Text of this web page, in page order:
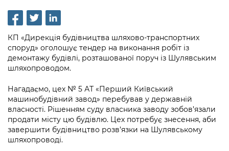
Проєкти розпоряджень, що
перебувають на погодженні КМВА
Рішення Київради
Графік роботи та прийому громадян
Вакансії
Статистика
Освіта та навчальні заклади
Навколишнє середовище міста
Містобудування та земельні ділянки
Культура, спорт, дозвілля
Бізнес та ліцензування
Фінанси та бюджет
Громадська експертиза
Консультації з громадськістю
Громадська рада
Петиції
Відкритий бюджет
Контактний центр
Інформація з обмеженим доступом
Подати запит онлайн
Проекти нормативно-правових та
Нормативна база
Питання і відповіді про публічну
інформацію
Медіагалерея
Підписатися на новини та анонси від
КМДА / Subscribe to announcements
from the KCSA
Accreditation process
Подати журналістський запит /
Submitting a media request
Зйомки в лікарнях в умовах воєнного
Портал Послуг
КП «Дирекція будівництва шляхово-транспортних
споруд» оголошує тендер на виконання робіт із
демонтажу будівлі, розташованої поруч із Шулявським
шляхопроводом.
Нагадаємо, цех № 5 АТ «Перший Київський
машинобудівний завод» перебував у державній
власності. Рішенням суду власника заводу зобов’язали
продати місту цю будівлю. Цех потребує знесення, аби
завершити будівництво розв’язки на Шулявському
шляхопроводі.